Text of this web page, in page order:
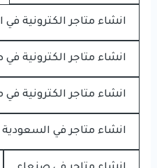
انشاء متاجر الكترونية
انشاء متاجر الكترونية
انشاء متاجر الكترونية في
انشاء متاجر في السعودية